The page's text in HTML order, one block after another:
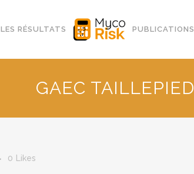
LES RÉSULTATS PUBLICATIONS
GAEC TAILLEPIED
0 Likes